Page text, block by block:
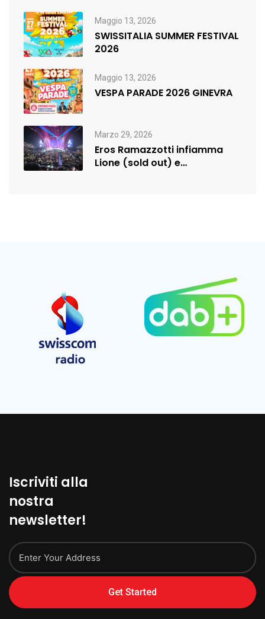
Maggio 13, 2026
SWISSITALIA SUMMER FESTIVAL
2026
Maggio 13, 2026
VESPA PARADE 2026 GINEVRA
Marzo 29, 2026
Eros Ramazzotti infiamma
Lione (sold out) e
Iscriviti alla
nostra
newsletter!
Get Started